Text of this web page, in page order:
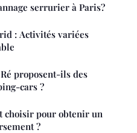
serrurier à Paris?
: Activités variées
proposent-ils des
cars ?
choisir pour obtenir un
?